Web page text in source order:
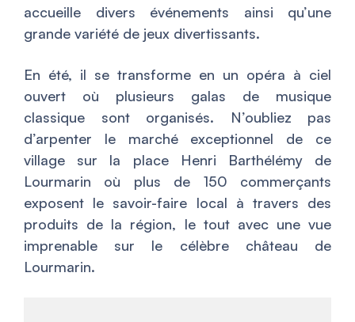
accueille divers événements ainsi qu’une
grande variété de jeux divertissants.
En été, il se transforme en un opéra à ciel
ouvert où plusieurs galas de musique
classique sont organisés. N’oubliez pas
d’arpenter le marché exceptionnel de ce
village sur la place Henri Barthélémy de
Lourmarin où plus de 150 commerçants
exposent le savoir-faire local à travers des
produits de la région, le tout avec une vue
imprenable sur le célèbre château de
Lourmarin.